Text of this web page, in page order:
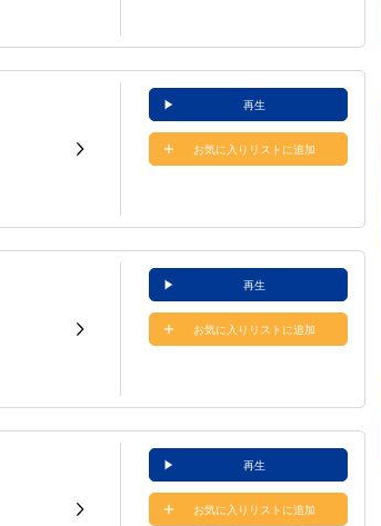
再生
お気に入りリストに追加
再生
お気に入りリストに追加
再生
お気に入りリストに追加